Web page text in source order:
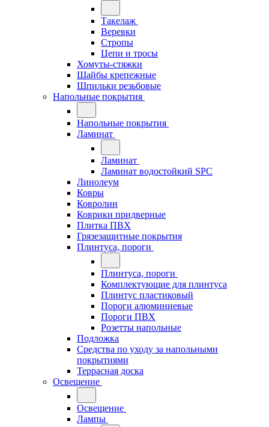
Такелаж
Веревки
Стропы
Цепи и тросы
Хомуты-стяжки
Шайбы крепежные
Шпильки резьбовые
Напольные покрытия
Напольные покрытия
Ламинат
Ламинат
Ламинат водостойкий SPC
Линолеум
Ковры
Ковролин
Коврики придверные
Плитка ПВХ
Грязезащитные покрытия
Плинтуса, пороги
Плинтуса, пороги
Комплектующие для плинтуса
Плинтус пластиковый
Пороги алюминиевые
Пороги ПВХ
Розетты напольные
Подложка
Средства по уходу за напольными
покрытиями
Террасная доска
Освещение
Освещение
Лампы